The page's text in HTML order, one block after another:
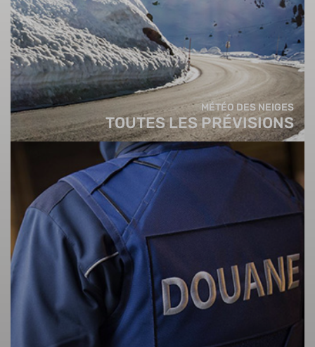
MÉTÉO DES NEIGES
TOUTES LES PRÉVISIONS